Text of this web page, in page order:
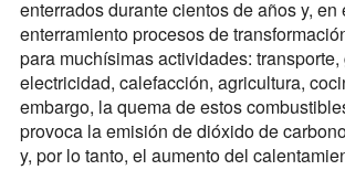
enterrados durante cientos de años y, en
enterramiento procesos de
para muchísimas actividades: transporte,
electricidad, calefacción, agricultura,
embargo, la quema de estos
provoca la emisión de dióxido de
y, por lo tanto, el aumento del